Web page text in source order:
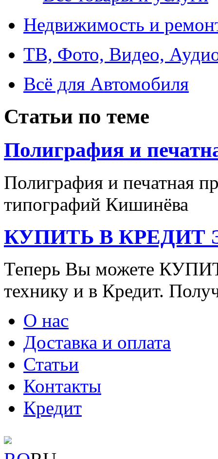
Недвижимость и
ТВ, Фото, Видео,
Всё для Автомобиля
Статьи по теме
Полиграфия и
Полиграфия и печатная
типографий Кишинёва
КУПИТЬ В КРЕДИТ
Теперь Вы можете
технику и в Кредит.
О нас
Доставка и оплата
Статьи
Контакты
Кредит